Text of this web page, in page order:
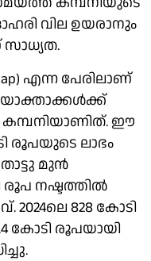
വില ഉയരാനും
സാധ്യത.
എന്ന പേരിലാണ്
ഈ
രൂപയുടെ ലാഭം
മുന്‍
രൂപ നഷ്ടത്തില്‍
2024ലെ 828 കോടി
കോടി രൂപയായി